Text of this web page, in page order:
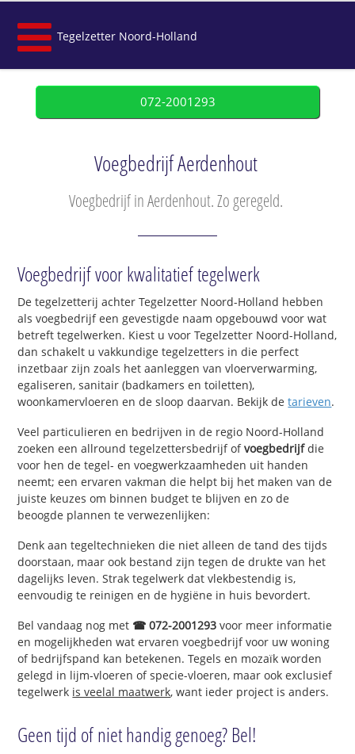
Tegelzetter Noord-Holland
072-2001293
Voegbedrijf Aerdenhout
Voegbedrijf in Aerdenhout. Zo geregeld.
Voegbedrijf voor kwalitatief tegelwerk
De tegelzetterij achter Tegelzetter Noord-Holland hebben
als voegbedrijf een gevestigde naam opgebouwd voor wat
betreft tegelwerken. Kiest u voor Tegelzetter Noord-Holland,
dan schakelt u vakkundige tegelzetters in die perfect
inzetbaar zijn zoals het aanleggen van vloerverwarming,
egaliseren, sanitair (badkamers en toiletten),
woonkamervloeren en de sloop daarvan. Bekijk detarieven.
Veel particulieren en bedrijven in de regio Noord-Holland
zoeken een allround tegelzettersbedrijf ofvoegbedrijfdie
voor hen de tegel- en voegwerkzaamheden uit handen
neemt; een ervaren vakman die helpt bij het maken van de
juiste keuzes om binnen budget te blijven en zo de
beoogde plannen te verwezenlijken:
Denk aan tegeltechnieken die niet alleen de tand des tijds
doorstaan, maar ook bestand zijn tegen de drukte van het
dagelijks leven. Strak tegelwerk dat vlekbestendig is,
eenvoudig te reinigen en de hygiëne in huis bevordert.
Bel vandaag nog met ☎ 072-2001293 voor meer informatie
en mogelijkheden wat ervaren voegbedrijf voor uw woning
of bedrijfspand kan betekenen. Tegels en mozaïk worden
gelegd in lijm-vloeren of specie-vloeren, maar ook exclusief
tegelwerk is veelal maatwerk, want ieder project is anders.
Geen tijd of niet handig genoeg? Bel!